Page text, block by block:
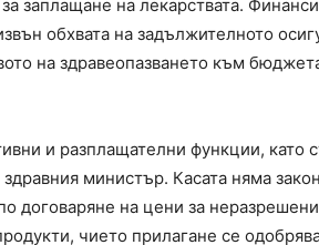
заплащане на лекарствата.
обхвата на задължителното
на здравеопазването към
и разплащателни функции, като
министър. Касата няма
договаряне на цени за
чието прилагане се